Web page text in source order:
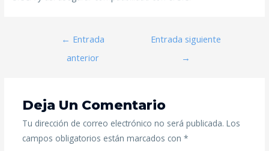
← Entrada
anterior
Entrada siguiente
→
Deja Un Comentario
Tu dirección de correo electrónico no será publicada. Los
campos obligatorios están marcados con *